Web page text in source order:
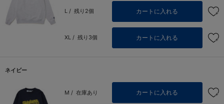
L / 残り2個 カートに入れる
XL / 残り3個 カートに入れる
ネイビー
M / 在庫あり カートに入れる